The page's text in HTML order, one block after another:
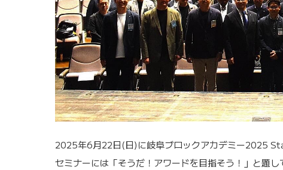
2025年6月22日(日)に岐阜ブロックアカデミー2025
セミナーには「そうだ！アワードを目指そう！」と題